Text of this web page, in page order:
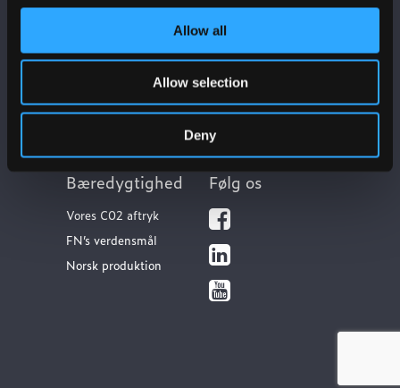
Allow all
Allow selection
Deny
Vores værdier
Kontakt os
FAQ
Dokumentation
Bæredygtighed
Vores C02 aftryk
FN’s verdensmål
Norsk produktion
Følg os